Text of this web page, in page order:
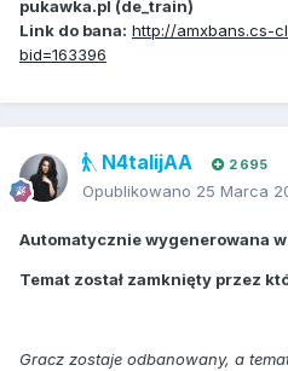
pukawka.pl (de_train)
Link do bana: http://amxbans.cs-
bid=163396
N4talijAA 2 695
Opublikowano 25 Marca
Automatycznie wygenerowana
Temat został zamknięty przez
Gracz zostaje odbanowany, a